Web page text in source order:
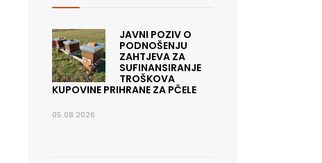
JAVNI POZIV O
PODNOŠENJU
ZAHTJEVA ZA
SUFINANSIRANJE
TROŠKOVA
KUPOVINE PRIHRANE ZA PČELE
05.08.2026.